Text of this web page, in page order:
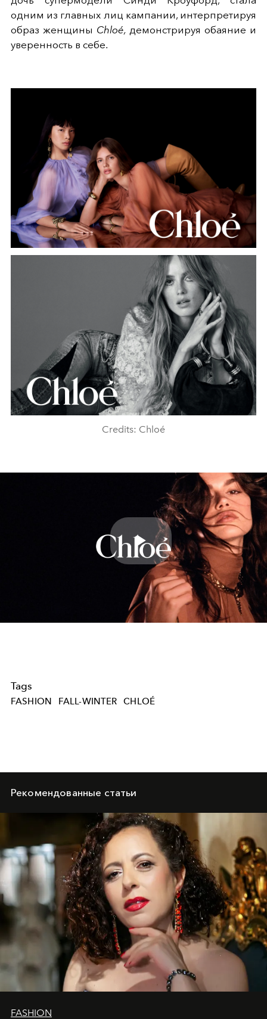
одним из главных лиц кампании, интерпретируя
образ женщины Chloé, демонстрируя обаяние и
уверенность в себе.
Credits: Chloé
Play
Video
Tags
FASHION FALL-WINTER CHLOÉ
Рекомендованные статьи
FASHION